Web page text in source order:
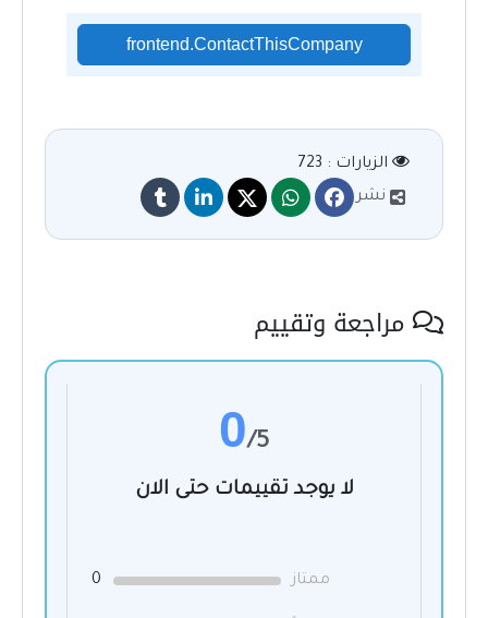
frontend.ContactThisCompany
الزيارات : 723
نشر
مراجعة وتقييم
0/5
لا يوجد تقييمات حتى الان
ممتاز 0